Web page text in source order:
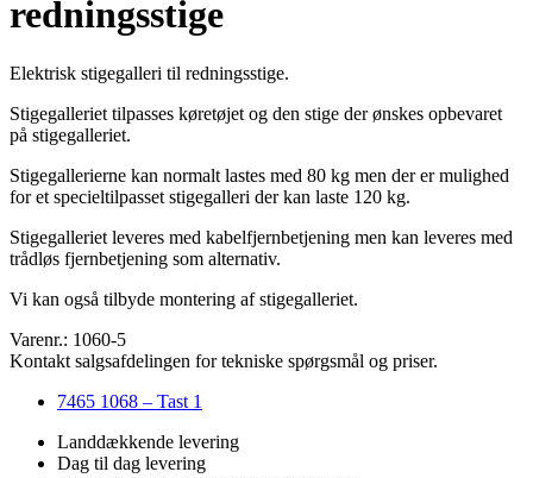
redningsstige
Elektrisk stigegalleri til redningsstige.
Stigegalleriet tilpasses køretøjet og den stige der ønskes opbevaret
på stigegalleriet.
Stigegallerierne kan normalt lastes med 80 kg men der er mulighed
for et specieltilpasset stigegalleri der kan laste 120 kg.
Stigegalleriet leveres med kabelfjernbetjening men kan leveres med
trådløs fjernbetjening som alternativ.
Vi kan også tilbyde montering af stigegalleriet.
Varenr.: 1060-5
Kontakt salgsafdelingen for tekniske spørgsmål og priser.
7465 1068 – Tast 1
Landdækkende levering
Dag til dag levering